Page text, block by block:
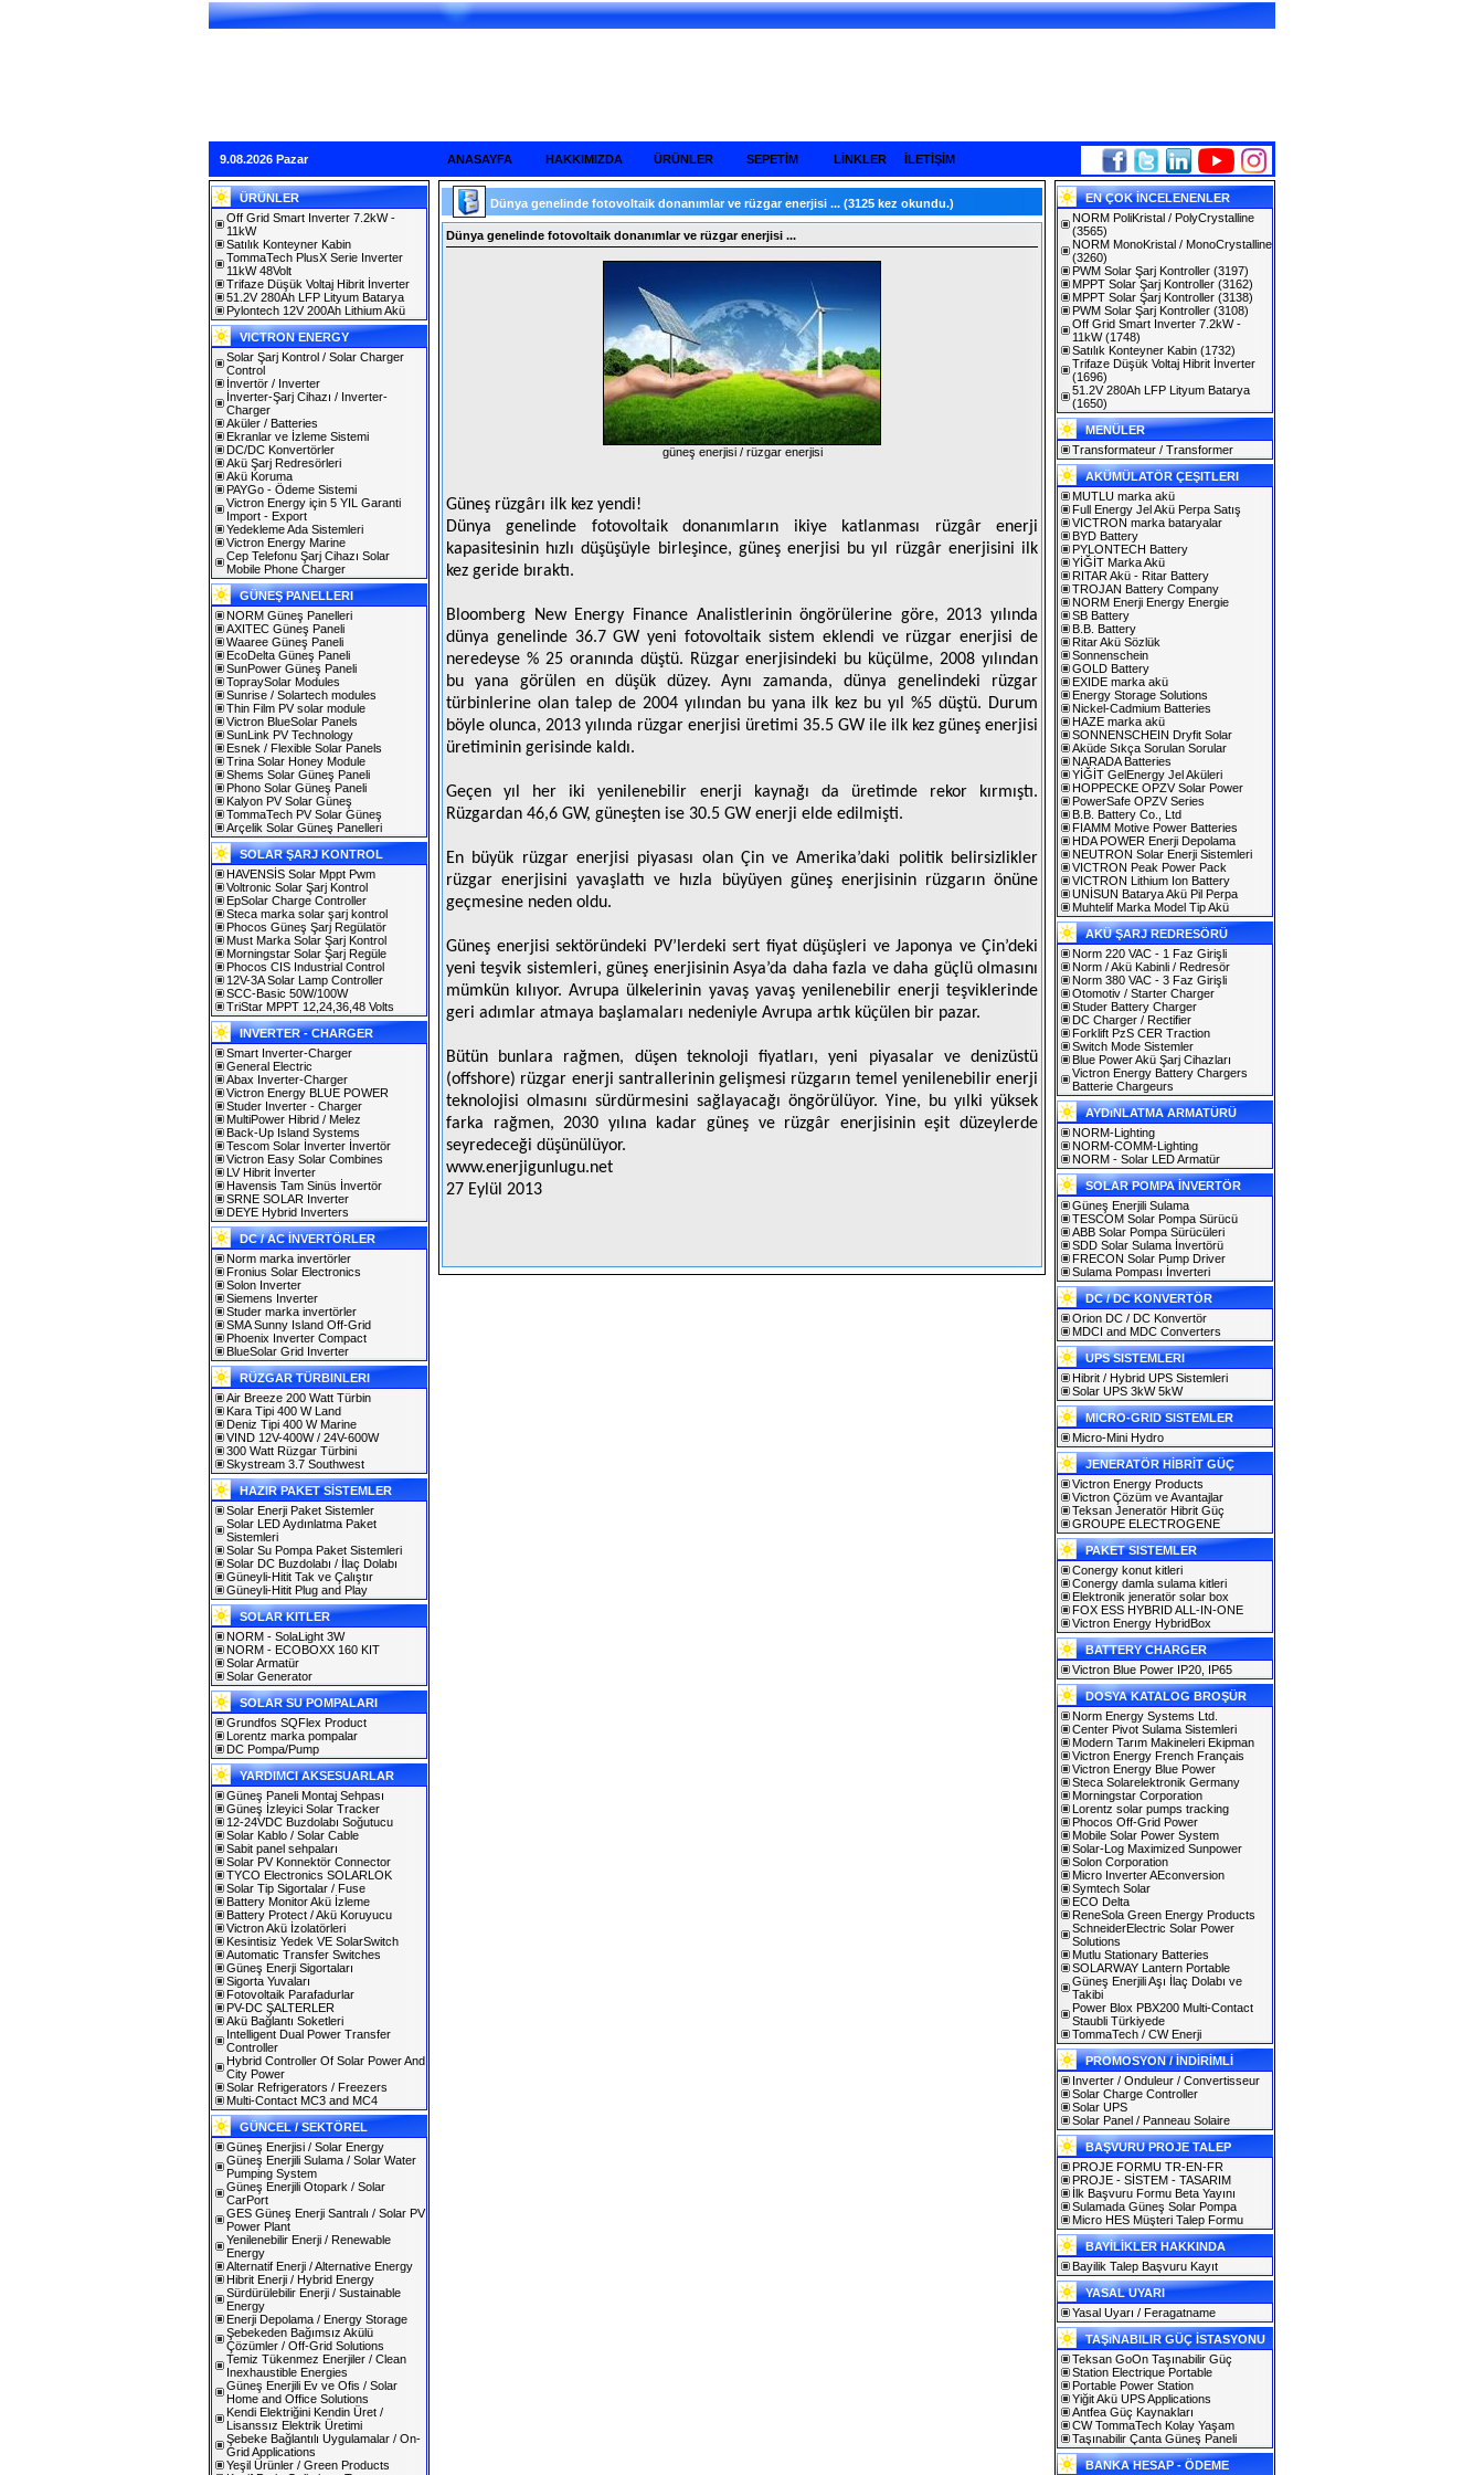
9.08.2026 Pazar ANASAYFA HAKKIMIZDA ÜRÜNLER SEPETİM LİNKLER İLETİŞİM
ÜRÜNLER
Off Grid Smart Inverter 7.2kW -
11kW
Satılık Konteyner Kabin
TommaTech PlusX Serie Inverter
11kW 48Volt
Trifaze Düşük Voltaj Hibrit İnverter
51.2V 280Ah LFP Lityum Batarya
Pylontech 12V 200Ah Lithium Akü
VICTRON ENERGY
Solar Şarj Kontrol / Solar Charger
Control
İnvertör / Inverter
İnverter-Şarj Cihazı / Inverter-
Charger
Aküler / Batteries
Ekranlar ve İzleme Sistemi
DC/DC Konvertörler
Akü Şarj Redresörleri
Akü Koruma
PAYGo - Ödeme Sistemi
Victron Energy için 5 YIL Garanti
Import - Export
Yedekleme Ada Sistemleri
Victron Energy Marine
Cep Telefonu Şarj Cihazı Solar
Mobile Phone Charger
GÜNEŞ PANELLERI
NORM Güneş Panelleri
AXITEC Güneş Paneli
Waaree Güneş Paneli
EcoDelta Güneş Paneli
SunPower Güneş Paneli
TopraySolar Modules
Sunrise / Solartech modules
Thin Film PV solar module
Victron BlueSolar Panels
SunLink PV Technology
Esnek / Flexible Solar Panels
Trina Solar Honey Module
Shems Solar Güneş Paneli
Phono Solar Güneş Paneli
Kalyon PV Solar Güneş
TommaTech PV Solar Güneş
Arçelik Solar Güneş Panelleri
SOLAR ŞARJ KONTROL
HAVENSİS Solar Mppt Pwm
Voltronic Solar Şarj Kontrol
EpSolar Charge Controller
Steca marka solar şarj kontrol
Phocos Güneş Şarj Regülatör
Must Marka Solar Şarj Kontrol
Morningstar Solar Şarj Regüle
Phocos CIS Industrial Control
12V-3A Solar Lamp Controller
SCC-Basic 50W/100W
TriStar MPPT 12,24,36,48 Volts
INVERTER - CHARGER
Smart Inverter-Charger
General Electric
Abax Inverter-Charger
Victron Energy BLUE POWER
Studer Inverter - Charger
MultiPower Hibrid / Melez
Back-Up Island Systems
Tescom Solar İnverter İnvertör
Victron Easy Solar Combines
LV Hibrit İnverter
Havensis Tam Sinüs İnvertör
SRNE SOLAR Inverter
DEYE Hybrid Inverters
DC / AC İNVERTÖRLER
Norm marka invertörler
Fronius Solar Electronics
Solon Inverter
Siemens Inverter
Studer marka invertörler
SMA Sunny Island Off-Grid
Phoenix Inverter Compact
BlueSolar Grid Inverter
RÜZGAR TÜRBINLERI
Air Breeze 200 Watt Türbin
Kara Tipi 400 W Land
Deniz Tipi 400 W Marine
VIND 12V-400W / 24V-600W
300 Watt Rüzgar Türbini
Skystream 3.7 Southwest
HAZIR PAKET SİSTEMLER
Solar Enerji Paket Sistemler
Solar LED Aydınlatma Paket
Sistemleri
Solar Su Pompa Paket Sistemleri
Solar DC Buzdolabı / İlaç Dolabı
Güneyli-Hitit Tak ve Çalıştır
Güneyli-Hitit Plug and Play
SOLAR KITLER
NORM - SolaLight 3W
NORM - ECOBOXX 160 KIT
Solar Armatür
Solar Generator
SOLAR SU POMPALARI
Grundfos SQFlex Product
Lorentz marka pompalar
DC Pompa/Pump
YARDIMCI AKSESUARLAR
Güneş Paneli Montaj Sehpası
Güneş İzleyici Solar Tracker
12-24VDC Buzdolabı Soğutucu
Solar Kablo / Solar Cable
Sabit panel sehpaları
Solar PV Konnektör Connector
TYCO Electronics SOLARLOK
Solar Tip Sigortalar / Fuse
Battery Monitor Akü İzleme
Battery Protect / Akü Koruyucu
Victron Akü İzolatörleri
Kesintisiz Yedek VE SolarSwitch
Automatic Transfer Switches
Güneş Enerji Sigortaları
Sigorta Yuvaları
Fotovoltaik Parafadurlar
PV-DC ŞALTERLER
Akü Bağlantı Soketleri
Intelligent Dual Power Transfer
Controller
Hybrid Controller Of Solar Power And
City Power
Solar Refrigerators / Freezers
Multi-Contact MC3 and MC4
GÜNCEL / SEKTÖREL
Güneş Enerjisi / Solar Energy
Güneş Enerjili Sulama / Solar Water
Pumping System
Güneş Enerjili Otopark / Solar
CarPort
GES Güneş Enerji Santralı / Solar PV
Power Plant
Yenilenebilir Enerji / Renewable
Energy
Alternatif Enerji / Alternative Energy
Hibrit Enerji / Hybrid Energy
Sürdürülebilir Enerji / Sustainable
Energy
Enerji Depolama / Energy Storage
Şebekeden Bağımsız Akülü
Çözümler / Off-Grid Solutions
Temiz Tükenmez Enerjiler / Clean
Inexhaustible Energies
Güneş Enerjili Ev ve Ofis / Solar
Home and Office Solutions
Kendi Elektriğini Kendin Üret /
Lisanssız Elektrik Üretimi
Şebeke Bağlantılı Uygulamalar / On-
Grid Applications
Yeşil Ürünler / Green Products
Dünya genelinde fotovoltaik donanımlar ve rüzgar enerjisi ... (3125 kez okundu.)
Dünya genelinde fotovoltaik donanımlar ve rüzgar enerjisi ...
güneş enerjisi / rüzgar enerjisi
Güneş rüzgârı ilk kez yendi!
Dünya genelinde fotovoltaik donanımların ikiye katlanması rüzgâr enerji
kapasitesinin hızlı düşüşüyle birleşince, güneş enerjisi bu yıl rüzgâr enerjisini ilk
kez geride bıraktı.
Bloomberg New Energy Finance Analistlerinin öngörülerine göre, 2013 yılında
dünya genelinde 36.7 GW yeni fotovoltaik sistem eklendi ve rüzgar enerjisi de
neredeyse % 25 oranında düştü. Rüzgar enerjisindeki bu küçülme, 2008 yılından
bu yana görülen en düşük düzey. Aynı zamanda, dünya genelindeki rüzgar
türbinlerine olan talep de 2004 yılından bu yana ilk kez bu yıl %5 düştü. Durum
böyle olunca, 2013 yılında rüzgar enerjisi üretimi 35.5 GW ile ilk kez güneş enerjisi
üretiminin gerisinde kaldı.
Geçen yıl her iki yenilenebilir enerji kaynağı da üretimde rekor kırmıştı.
Rüzgardan 46,6 GW, güneşten ise 30.5 GW enerji elde edilmişti.
En büyük rüzgar enerjisi piyasası olan Çin ve Amerika’daki politik belirsizlikler
rüzgar enerjisini yavaşlattı ve hızla büyüyen güneş enerjisinin rüzgarın önüne
geçmesine neden oldu.
Güneş enerjisi sektöründeki PV’lerdeki sert fiyat düşüşleri ve Japonya ve Çin’deki
yeni teşvik sistemleri, güneş enerjisinin Asya’da daha fazla ve daha güçlü olmasını
mümkün kılıyor. Avrupa ülkelerinin yavaş yavaş yenilenebilir enerji teşviklerinde
geri adımlar atmaya başlamaları nedeniyle Avrupa artık küçülen bir pazar.
Bütün bunlara rağmen, düşen teknoloji fiyatları, yeni piyasalar ve denizüstü
(offshore) rüzgar enerji santrallerinin gelişmesi rüzgarın temel yenilenebilir enerji
teknolojisi olmasını sürdürmesini sağlayacağı öngörülüyor. Yine, bu yılki yüksek
farka rağmen, 2030 yılına kadar güneş ve rüzgâr enerjisinin eşit düzeylerde
seyredeceği düşünülüyor.
www.enerjigunlugu.net
27 Eylül 2013
EN ÇOK İNCELENENLER
NORM PoliKristal / PolyCrystalline
(3565)
NORM MonoKristal / MonoCrystalline
(3260)
PWM Solar Şarj Kontroller (3197)
MPPT Solar Şarj Kontroller (3162)
MPPT Solar Şarj Kontroller (3138)
PWM Solar Şarj Kontroller (3108)
Off Grid Smart Inverter 7.2kW -
11kW(1748)
Satılık Konteyner Kabin (1732)
Trifaze Düşük Voltaj Hibrit İnverter
(1696)
51.2V 280Ah LFP Lityum Batarya
(1650)
MENÜLER
Transformateur / Transformer
AKÜMÜLATÖR ÇEŞITLERI
MUTLU marka akü
Full Energy Jel Akü Perpa Satış
VICTRON marka bataryalar
BYD Battery
PYLONTECH Battery
YİĞİT Marka Akü
RITAR Akü - Ritar Battery
TROJAN Battery Company
NORM Enerji Energy Energie
SB Battery
B.B. Battery
Ritar Akü Sözlük
Sonnenschein
GOLD Battery
EXIDE marka akü
Energy Storage Solutions
Nickel-Cadmium Batteries
HAZE marka akü
SONNENSCHEIN Dryfit Solar
Aküde Sıkça Sorulan Sorular
NARADA Batteries
YİĞİT GelEnergy Jel Aküleri
HOPPECKE OPZV Solar Power
PowerSafe OPZV Series
B.B. Battery Co., Ltd
FIAMM Motive Power Batteries
HDA POWER Enerji Depolama
NEUTRON Solar Enerji Sistemleri
VICTRON Peak Power Pack
VICTRON Lithium Ion Battery
UNİSUN Batarya Akü Pil Perpa
Muhtelif Marka Model Tip Akü
AKÜ ŞARJ REDRESÖRÜ
Norm 220 VAC - 1 Faz Girişli
Norm / Akü Kabinli / Redresör
Norm 380 VAC - 3 Faz Girişli
Otomotiv / Starter Charger
Studer Battery Charger
DC Charger / Rectifier
Forklift PzS CER Traction
Switch Mode Sistemler
Blue Power Akü Şarj Cihazları
Victron Energy Battery Chargers
Batterie Chargeurs
AYDıNLATMA ARMATÜRÜ
NORM-Lighting
NORM-COMM-Lighting
NORM - Solar LED Armatür
SOLAR POMPA İNVERTÖR
Güneş Enerjili Sulama
TESCOM Solar Pompa Sürücü
ABB Solar Pompa Sürücüleri
SDD Solar Sulama İnvertörü
FRECON Solar Pump Driver
Sulama Pompası İnverteri
DC / DC KONVERTÖR
Orion DC / DC Konvertör
MDCI and MDC Converters
UPS SISTEMLERI
Hibrit / Hybrid UPS Sistemleri
Solar UPS 3kW 5kW
MICRO-GRID SISTEMLER
Micro-Mini Hydro
JENERATÖR HİBRİT GÜÇ
Victron Energy Products
Victron Çözüm ve Avantajlar
Teksan Jeneratör Hibrit Güç
GROUPE ELECTROGENE
PAKET SISTEMLER
Conergy konut kitleri
Conergy damla sulama kitleri
Elektronik jeneratör solar box
FOX ESS HYBRID ALL-IN-ONE
Victron Energy HybridBox
BATTERY CHARGER
Victron Blue Power IP20, IP65
DOSYA KATALOG BROŞÜR
Norm Energy Systems Ltd.
Center Pivot Sulama Sistemleri
Modern Tarım Makineleri Ekipman
Victron Energy French Français
Victron Energy Blue Power
Steca Solarelektronik Germany
Morningstar Corporation
Lorentz solar pumps tracking
Phocos Off-Grid Power
Mobile Solar Power System
Solar-Log Maximized Sunpower
Solon Corporation
Micro Inverter AEconversion
Symtech Solar
ECO Delta
ReneSola Green Energy Products
SchneiderElectric Solar Power
Solutions
Mutlu Stationary Batteries
SOLARWAY Lantern Portable
Güneş Enerjili Aşı İlaç Dolabı ve
Takibi
Power Blox PBX200 Multi-Contact
Staubli Türkiyede
TommaTech / CW Enerji
PROMOSYON / İNDİRİMLİ
Inverter / Onduleur / Convertisseur
Solar Charge Controller
Solar UPS
Solar Panel / Panneau Solaire
BAŞVURU PROJE TALEP
PROJE FORMU TR-EN-FR
PROJE - SİSTEM - TASARIM
İlk Başvuru Formu Beta Yayını
Sulamada Güneş Solar Pompa
Micro HES Müşteri Talep Formu
BAYİLİKLER HAKKINDA
Bayilik Talep Başvuru Kayıt
YASAL UYARI
Yasal Uyarı / Feragatname
TAŞıNABILIR GÜÇ İSTASYONU
Teksan GoOn Taşınabilir Güç
Station Electrique Portable
Portable Power Station
Yiğit Akü UPS Applications
Antfea Güç Kaynakları
CW TommaTech Kolay Yaşam
Taşınabilir Çanta Güneş Paneli
BANKA HESAP - ÖDEME